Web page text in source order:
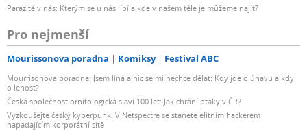
Parazité v nás: Kterým se u nás líbí a kde v našem těle je můžeme najít?
Pro nejmenší
Mourissonova poradna Komiksy Festival ABC
Mourrisonova poradna: Jsem líná a nic se mi nechce dělat: Kdy jde o únavu a kdy
o lenost?
Česká společnost ornitologická slaví 100 let: Jak chrání ptáky v ČR?
Vyzkoušejte český kyberpunk. V Netspectre se stanete elitním hackerem
napadajícím korporátní sítě